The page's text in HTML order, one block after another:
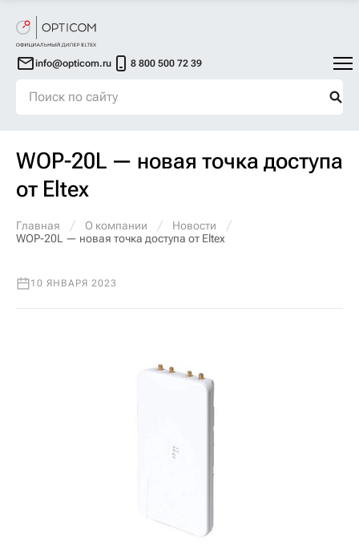
info@opticom.ru 8 800 500 72 39
WOP-20L — новая точка доступа
от Eltex
Главная О компании
Новости
WOP-20L — новая точка доступа от Eltex
10 ЯНВАРЯ 2023